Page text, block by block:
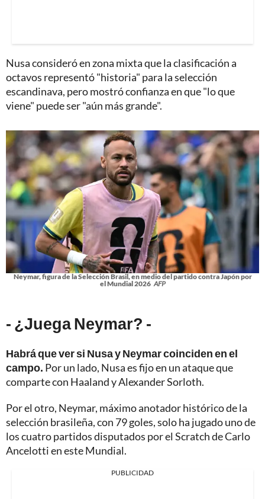
Nusa consideró en zona mixta que la clasificación a
octavos representó "historia" para la selección
escandinava, pero mostró confianza en que "lo que
viene" puede ser "aún más grande".
Neymar, figura de la Selección Brasil, en medio del partido contra Japón por
el Mundial 2026 AFP
- ¿Juega Neymar? -
Habrá que ver si Nusa y Neymar coinciden en el
campo. Por un lado, Nusa es fijo en un ataque que
comparte con Haaland y Alexander Sorloth.
Por el otro, Neymar, máximo anotador histórico de la
selección brasileña, con 79 goles, solo ha jugado uno de
los cuatro partidos disputados por el Scratch de Carlo
Ancelotti en este Mundial.
PUBLICIDAD